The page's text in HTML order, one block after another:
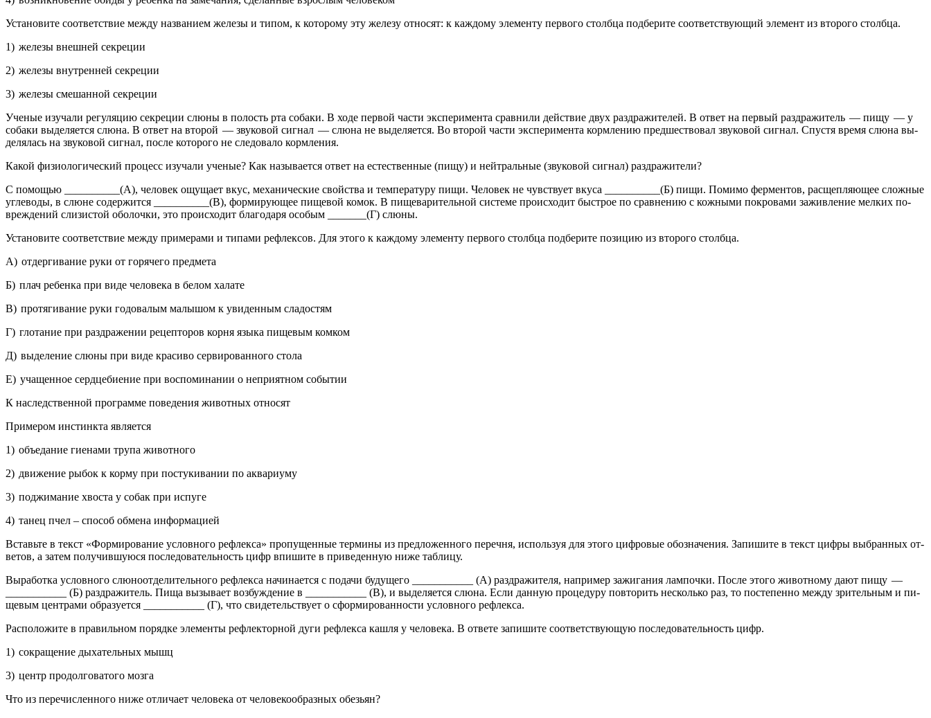
Уста­но­ви­те со­от­вет­ствие между на­зва­ни­ем же­ле­зы и типом, к ко­то­ро­му эту же­ле­зу от­но­сят: к каж­до­му эле­мен­ту пер­во­го столб­ца под­бе­ри­те со­от­вет­ству­ю­щий эле­мент из вто­ро­го столб­ца.
1) же­ле­зы внеш­ней сек­ре­ции
2) же­ле­зы внут­рен­ней сек­ре­ции
3) же­ле­зы сме­шан­ной сек­ре­ции
Уче­ные изу­ча­ли ре­гу­ля­цию сек­ре­ции слюны в по­лость рта со­ба­ки. В ходе пер­вой части экс­пе­ри­мен­та срав­ни­ли дей­ствие двух раз­дра­жи­те­лей. В ответ на пер­вый раз­дра­жи­тель — пищу — у
со­ба­ки вы­де­ля­ет­ся слюна. В ответ на вто­рой — зву­ко­вой сиг­нал — слюна не вы­де­ля­ет­ся. Во вто­рой части экс­пе­ри­мен­та корм­ле­нию пред­ше­ство­вал зву­ко­вой сиг­нал. Спу­стя время слюна вы­
де­ля­лась на зву­ко­вой сиг­нал, после ко­то­ро­го не сле­до­ва­ло корм­ле­ния.
Какой фи­зио­ло­ги­че­ский про­цесс изу­ча­ли уче­ные? Как на­зы­ва­ет­ся ответ на есте­ствен­ные (пищу) и ней­траль­ные (зву­ко­вой сиг­нал) раз­дра­жи­те­ли?
С по­мо­щью __________(А), че­ло­век ощу­ща­ет вкус, ме­ха­ни­че­ские свой­ства и тем­пе­ра­ту­ру пищи. Че­ло­век не чув­ству­ет вкуса __________(Б) пищи. По­ми­мо фер­мен­тов, рас­щеп­ля­ю­щее слож­ные
уг­ле­во­ды, в слюне со­дер­жит­ся __________(В), фор­ми­ру­ю­щее пи­ще­вой комок. В пи­ще­ва­ри­тель­ной си­сте­ме про­ис­хо­дит быст­рое по срав­не­нию с кож­ны­ми по­кро­ва­ми за­жив­ле­ние мел­ких по­
вре­жде­ний сли­зи­стой обо­лоч­ки, это про­ис­хо­дит бла­го­да­ря осо­бым _______(Г) слюны.
Уста­но­ви­те со­от­вет­ствие между при­ме­ра­ми и ти­па­ми ре­флек­сов. Для этого к каж­до­му эле­мен­ту пер­во­го столб­ца под­бе­ри­те по­зи­цию из вто­ро­го столб­ца.
А) от­дер­ги­ва­ние руки от го­ря­че­го пред­ме­та
Б) плач ре­бен­ка при виде че­ло­ве­ка в белом ха­ла­те
В) про­тя­ги­ва­ние руки го­до­ва­лым ма­лы­шом к уви­ден­ным сла­до­стям
Г) гло­та­ние при раз­дра­же­нии ре­цеп­то­ров корня языка пи­ще­вым ком­ком
Д) вы­де­ле­ние слюны при виде кра­си­во сер­ви­ро­ван­но­го стола
Е) уча­щен­ное серд­це­би­е­ние при вос­по­ми­на­нии о не­при­ят­ном со­бы­тии
К на­след­ствен­ной про­грам­ме по­ве­де­ния жи­вот­ных от­но­сят
При­ме­ром ин­стинк­та яв­ля­ет­ся
1) объ­еда­ние ги­е­на­ми трупа жи­вот­но­го
2) дви­же­ние рыбок к корму при по­сту­ки­ва­нии по ак­ва­ри­уму
3) под­жи­ма­ние хво­ста у собак при ис­пу­ге
4) танец пчел – спо­соб об­ме­на ин­фор­ма­ци­ей
Вставь­те в текст «Фор­ми­ро­ва­ние услов­но­го ре­флек­са» про­пу­щен­ные тер­ми­ны из пред­ло­жен­но­го пе­реч­ня, ис­поль­зуя для этого циф­ро­вые обо­зна­че­ния. За­пи­ши­те в текст цифры вы­бран­ных от­
ве­тов, а затем по­лу­чив­шу­ю­ся по­сле­до­ва­тель­ность цифр впи­ши­те в при­ве­ден­ную ниже таб­ли­цу.
Вы­ра­бот­ка услов­но­го слю­но­от­де­ли­тель­но­го ре­флек­са на­чи­на­ет­ся с по­да­чи бу­ду­ще­го ___________ (А) раз­дра­жи­те­ля, на­при­мер за­жи­га­ния лам­поч­ки. После этого жи­вот­но­му дают пищу —
___________ (Б) раз­дра­жи­тель. Пища вы­зы­ва­ет воз­буж­де­ние в ___________ (В), и вы­де­ля­ет­ся слюна. Если дан­ную про­це­ду­ру по­вто­рить не­сколь­ко раз, то по­сте­пен­но между зри­тель­ным и пи­
ще­вым цен­тра­ми об­ра­зу­ет­ся ___________ (Г), что сви­де­тель­ству­ет о сфор­ми­ро­ван­но­сти услов­но­го ре­флек­са.
Рас­по­ло­жи­те в пра­виль­ном по­ряд­ке эле­мен­ты ре­флек­тор­ной дуги ре­флек­са кашля у че­ло­ве­ка. В от­ве­те за­пи­ши­те со­от­вет­ству­ю­щую по­сле­до­ва­тель­ность цифр.
1) со­кра­ще­ние ды­ха­тель­ных мышц
3) центр про­дол­го­ва­то­го мозга
Что из пе­ре­чис­лен­но­го ниже от­ли­ча­ет че­ло­ве­ка от че­ло­ве­ко­об­раз­ных обе­зьян?